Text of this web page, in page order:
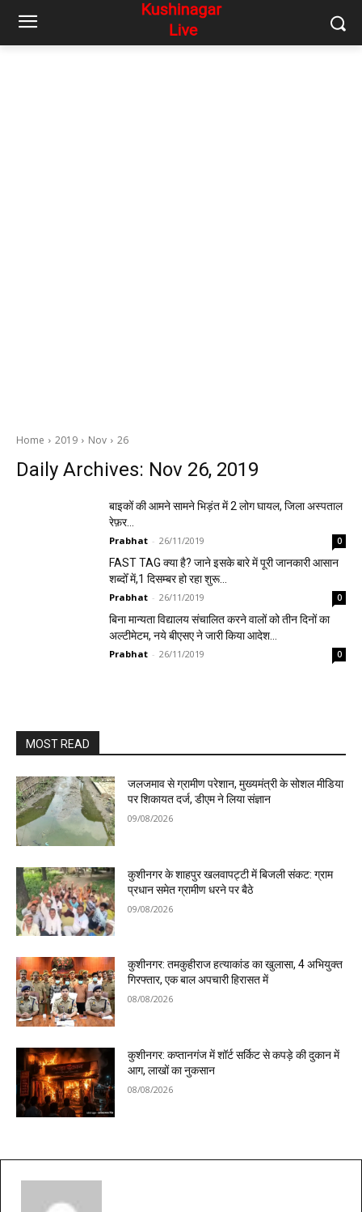
Home 2019 Nov 26
Daily Archives: Nov 26, 2019
बाइकों की आमने सामने भिड़ंत में 2 लोग घायल, जिला अस्पताल
रेफ़र…
Prabhat - 26/11/2019 0
FAST TAG क्या है? जाने इसके बारे में पूरी जानकारी आसान
शब्दोँ में,1 दिसम्बर हो रहा शुरू…
Prabhat - 26/11/2019 0
बिना मान्यता विद्यालय संचालित करने वालों को तीन दिनों का
अल्टीमेटम, नये बीएसए ने जारी किया आदेश…
Prabhat - 26/11/2019 0
MOST READ
जलजमाव से ग्रामीण परेशान, मुख्यमंत्री के सोशल मीडिया
पर शिकायत दर्ज, डीएम ने लिया संज्ञान
09/08/2026
कुशीनगर के शाहपुर खलवापट्टी में बिजली संकट: ग्राम
प्रधान समेत ग्रामीण धरने पर बैठे
09/08/2026
कुशीनगर: तमकुहीराज हत्याकांड का खुलासा, 4 अभियुक्त
गिरफ्तार, एक बाल अपचारी हिरासत में
08/08/2026
कुशीनगर: कप्तानगंज में शॉर्ट सर्किट से कपड़े की दुकान में
आग, लाखों का नुकसान
08/08/2026